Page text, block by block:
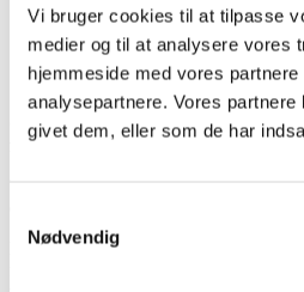
Vi bruger cookies til at tilpasse
medier og til at analysere vores
hjemmeside med vores
analysepartnere. Vores
givet dem, eller som de har
Nødvendig
Gør dig klar til en ferie uden
ferielejligheder.
Når du træder ind i lejligheden finder